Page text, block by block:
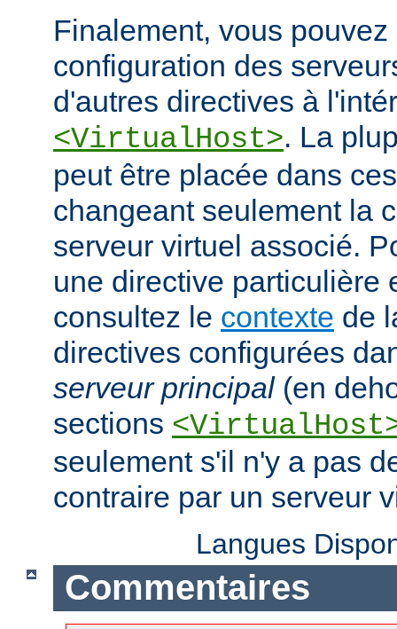
Finalement, vous pouvez
configuration des
d'autres directives à
<VirtualHost>. La
peut être placée dans
changeant seulement la
serveur virtuel associé.
une directive particulière
consultez le contexte de
directives configurées
serveur principal(en
sections
seulement s'il n'y a pas
contraire par un serveur
Langues
Commentaires